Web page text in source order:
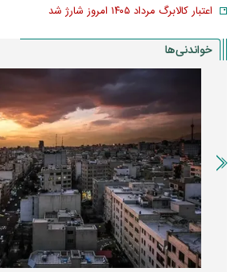
اعتبار کالابرگ مرداد ۱۴۰۵ امروز شارژ شد
خواندنی‌ها